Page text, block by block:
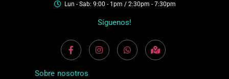
Lun - Sab: 9:00 - 1pm / 2:30pm - 7:30pm
Síguenos!
Sobre nosotros